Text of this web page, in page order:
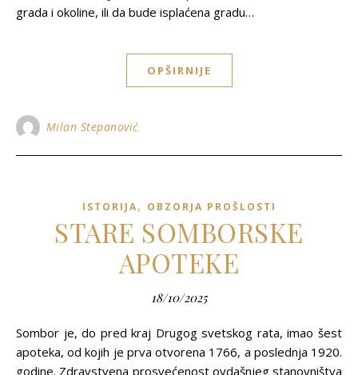
grada i okoline, ili da bude isplaćena gradu…
OPŠIRNIJE
Milan Stepanović
ISTORIJA, OBZORJA PROŠLOSTI
STARE SOMBORSKE
APOTEKE
18/10/2025
Sombor je, do pred kraj Drugog svetskog rata, imao šest
apoteka, od kojih je prva otvorena 1766, a poslednja 1920.
godine. Zdravstvena prosvećenost ovdašnjeg stanovništva